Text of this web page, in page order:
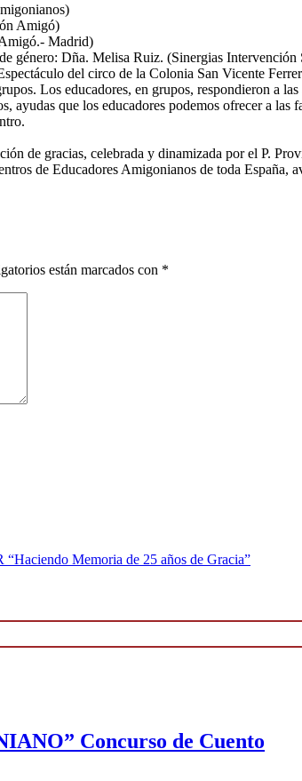
Amigó)
Madrid)
género: Dña. Melisa Ruiz. (Sinergias Intervención
del circo de la Colonia San Vicente
Los educadores, en grupos, respondieron a
ayudas que los educadores podemos ofrecer a
de gracias, celebrada y dinamizada por el P.
de Educadores Amigonianos de toda
están marcados con *
Memoria de 25 años de Gracia”
Concurso de Cuento